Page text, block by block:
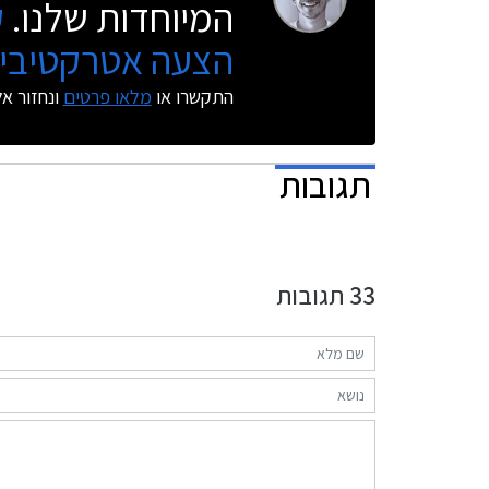
המיוחדות שלנו.
הצעה
התקשרו או מלאו פרטים ונחזור
תגובות
33 תגובות